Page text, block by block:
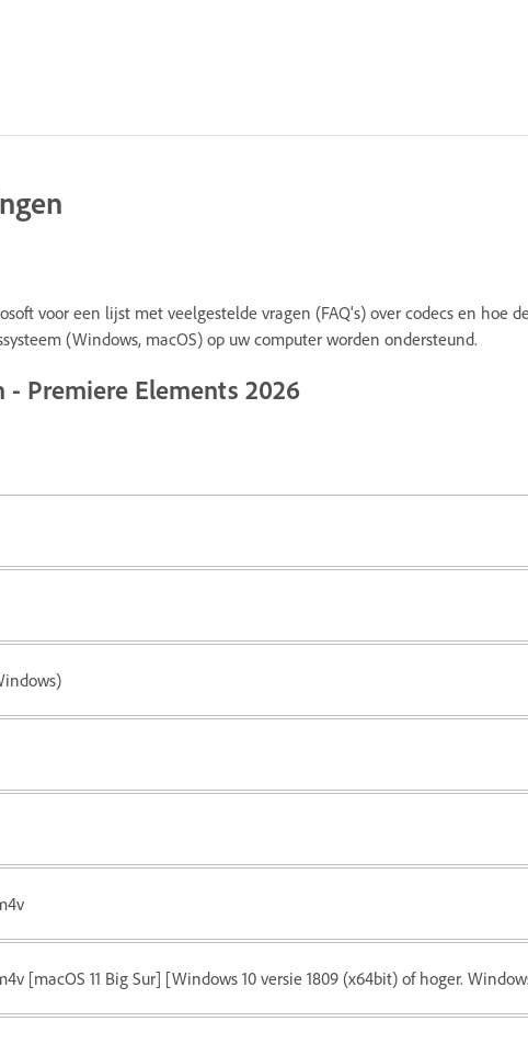
voor een lijst met veelgestelde vragen (FAQ's) over codecs en hoe
(Windows, macOS) op uw computer worden ondersteund.
Premiere Elements 2026
[macOS 11 Big Sur] [Windows 10 versie 1809 (x64bit) of hoger.